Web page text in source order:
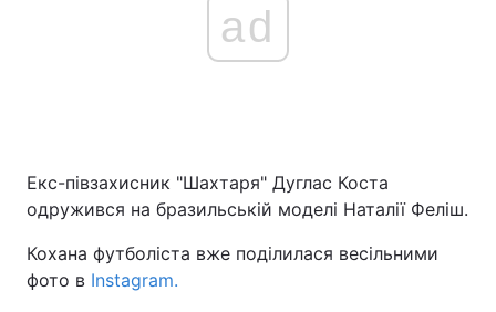
ad
Екс-півзахисник "Шахтаря" Дуглас Коста
одружився на бразильській моделі Наталії Феліш.
Кохана футболіста вже поділилася весільними
фото в Instagram.